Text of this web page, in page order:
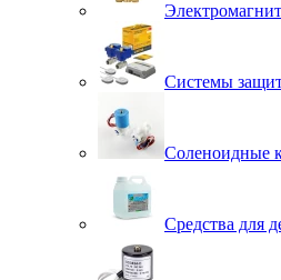
Системы
Соленоидные
Средства для